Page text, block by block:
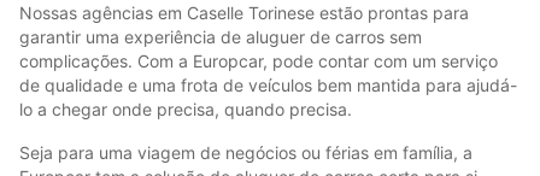
Nossas agências em Caselle Torinese estão prontas para
garantir uma experiência de aluguer de carros sem
complicações. Com a Europcar, pode contar com um serviço
de qualidade e uma frota de veículos bem mantida para ajudá-
lo a chegar onde precisa, quando precisa.
Seja para uma viagem de negócios ou férias em família, a